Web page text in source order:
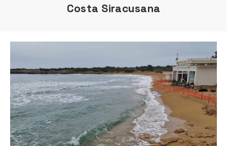
Costa Siracusana